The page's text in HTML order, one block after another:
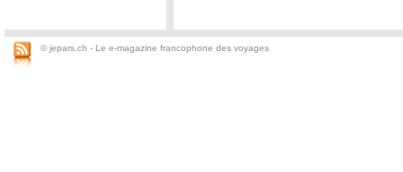
© jepars.ch - Le e-magazine francophone des voyages